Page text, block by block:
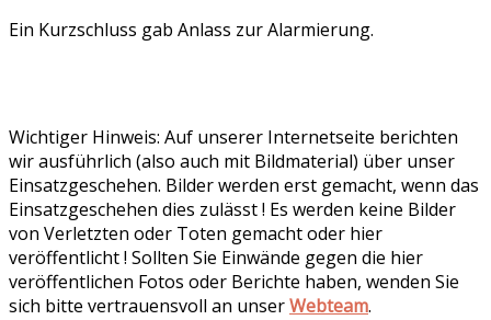
Ein Kurzschluss gab Anlass zur Alarmierung.
Wichtiger Hinweis: Auf unserer Internetseite berichten
wir ausführlich (also auch mit Bildmaterial) über unser
Einsatzgeschehen. Bilder werden erst gemacht, wenn das
Einsatzgeschehen dies zulässt ! Es werden keine Bilder
von Verletzten oder Toten gemacht oder hier
veröffentlicht ! Sollten Sie Einwände gegen die hier
veröffentlichen Fotos oder Berichte haben, wenden Sie
sich bitte vertrauensvoll an unserWebteam.